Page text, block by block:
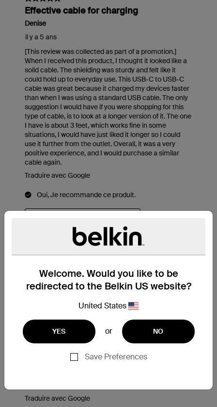
Welcome. Would you like to be
redirected to the Belkin US website?
United States
YES or NO
Save Preferences